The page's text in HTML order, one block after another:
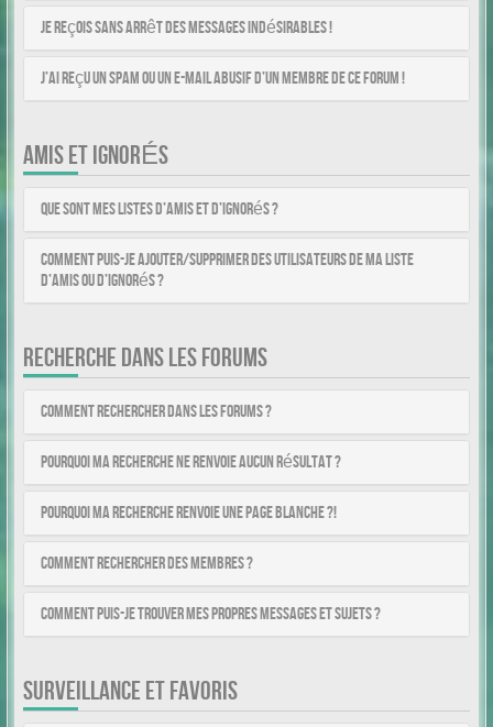
Je reçois sans arrêt des messages indésirables !
J’ai reçu un spam ou un e-mail abusif d’un membre de ce forum !
AMIS ET IGNORÉS
Que sont mes listes d’amis et d’ignorés ?
Comment puis-je ajouter/supprimer des utilisateurs de ma liste
d’amis ou d’ignorés ?
RECHERCHE DANS LES FORUMS
Comment rechercher dans les forums ?
Pourquoi ma recherche ne renvoie aucun résultat ?
Pourquoi ma recherche renvoie une page blanche ?!
Comment rechercher des membres ?
Comment puis-je trouver mes propres messages et sujets ?
SURVEILLANCE ET FAVORIS